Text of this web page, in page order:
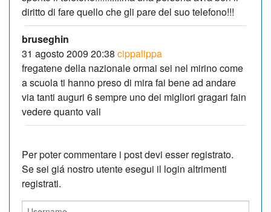
diritto di fare quello che gli pare del suo telefono!!!
bruseghin
31 agosto 2009 20:38 cippalippa
fregatene della nazionale ormai sei nel mirino come
a scuola ti hanno preso di mira fai bene ad andare
via tanti auguri 6 sempre uno dei migliori gragari fain
vedere quanto vali
Per poter commentare i post devi esser registrato.
Se sei giá nostro utente esegui il login altrimenti
registrati.